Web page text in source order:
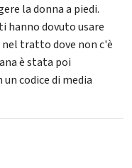
la donna a piedi.
hanno dovuto usare
tratto dove non c'è
è stata poi
codice di media